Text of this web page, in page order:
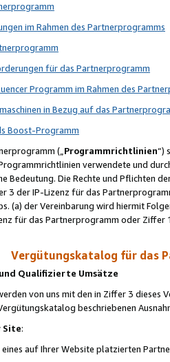
im Rahmen des Partnerprogramms
für das Partnerprogramm
Programm im Rahmen des
in Bezug auf das
Boost-Programm
(„Programmrichtlinien“)
verwendete und
Bedeutung. Die Rechte und Pflichten
3 der IP-Lizenz für das
(a) der Vereinbarung wird hiermit
für das Partnerprogramm oder
Vergütungskatalog für das
Qualifizierte Umsätze
von uns mit den in Ziffer 3
beschriebenen
Site:
auf Ihrer Website platzierten